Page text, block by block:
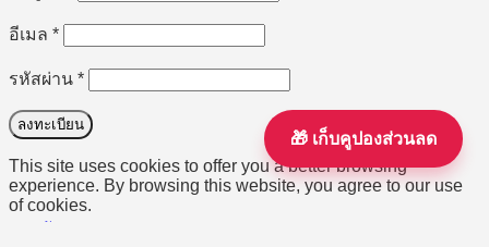
🎁 เก็บคูปองส่วนลด
อีเมล *ต้องการ
รหัสผ่าน *ต้องการ
ลงทะเบียน
This site uses cookies to offer you a better browsing
experience. By browsing this website, you agree to our use
of cookies.